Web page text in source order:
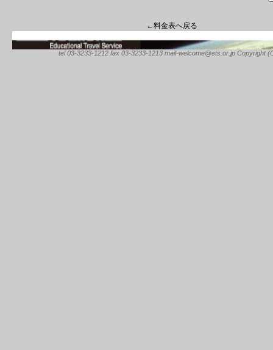
←料金表へ戻る
tel 03-3233-1212 fax 03-3233-1213 mail-welcome@ets.or.jp Copyright